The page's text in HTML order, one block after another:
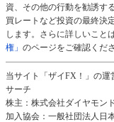
資、その他の行動を勧誘す
買レートなど投資の最終決
します。さらに詳しいこと
権」 のページをご確認くださ
当サイト「ザイFX！」の運
サーチ
株主：株式会社ダイヤモン
加入協会：一般社団法人日